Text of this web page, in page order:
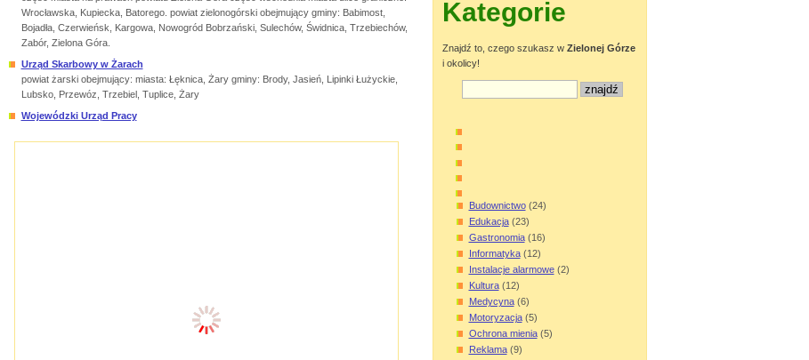
Wrocławska, Kupiecka, Batorego. powiat zielonogórski obejmujący gminy: Babimost,
Bojadła, Czerwieńsk, Kargowa, Nowogród Bobrzański, Sulechów, Świdnica, Trzebiechów,
Zabór, Zielona Góra.
Urząd Skarbowy w Żarach
powiat żarski obejmujący: miasta: Łęknica, Żary gminy: Brody, Jasień, Lipinki Łużyckie,
Lubsko, Przewóz, Trzebiel, Tuplice, Żary
Wojewódzki Urząd Pracy
Kategorie
Znajdź to, czego szukasz w Zielonej Górze
i okolicy!
Budownictwo(24)
Edukacja(23)
Gastronomia(16)
Informatyka(12)
Instalacje alarmowe(2)
Kultura(12)
Medycyna(6)
Motoryzacja(5)
Ochrona mienia(5)
Reklama(9)